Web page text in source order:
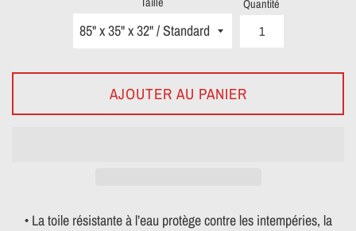
Quantité
AJOUTER AU PANIER
• La toile résistante à l’eau protège contre les intempéries, la